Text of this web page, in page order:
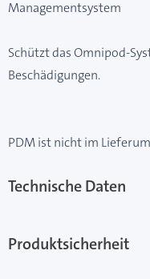
Managementsystem
Schützt das Omnipod-
Beschädigungen.
PDM ist nicht im
Technische Daten
Produktsicherheit